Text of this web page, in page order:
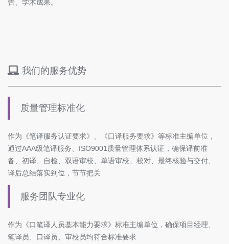
告、学术成果。
我们的服务优势
质量管理标准化
作为《笔译服务认证要求》、《口译服务要求》等标准主编单位，
通过AAA级笔译服务、ISO9001质量管理体系认证，确保译前准
备、初译、自检、双语审校、单语审校、校对、最终核验与交付、
译后总结落实到位，节节把关
服务团队专业化
作为《口笔译人员基本能力要求》标准主编单位，确保项目经理、
笔译员、口译员、审校员均符合标准要求